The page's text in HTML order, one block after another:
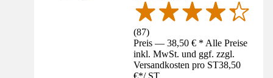
(87)
Preis — 38,50 € * Alle Preise
inkl. MwSt. und ggf. zzgl.
Versandkosten pro ST38,50
€*/ ST